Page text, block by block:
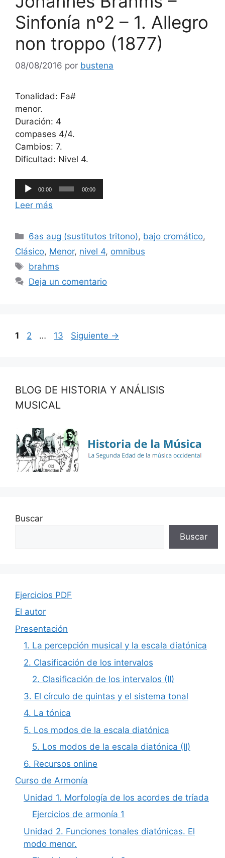
Sinfonía nº2 – 1. Allegro
non troppo (1877)
08/08/2016 por bustena
Tonalidad: Fa#
menor.
Duración: 4
compases 4/4.
Cambios: 7.
Dificultad: Nivel 4.
Reproductor
de
audio
00:00 00:00
Leer más
Categorías
6as aug (sustitutos tritono), bajo cromático,
Clásico, Menor, nivel 4, omnibus
Etiquetas
brahms
Deja un comentario
Página
1 Página
2 … Página
13 Siguiente →
BLOG DE HISTORIA Y ANÁLISIS
MUSICAL
Buscar
Buscar
Ejercicios PDF
El autor
Presentación
1. La percepción musical y la escala diatónica
2. Clasificación de los intervalos
2. Clasificación de los intervalos (II)
3. El círculo de quintas y el sistema tonal
4. La tónica
5. Los modos de la escala diatónica
5. Los modos de la escala diatónica (II)
6. Recursos online
Curso de Armonía
Unidad 1. Morfología de los acordes de tríada
Ejercicios de armonía 1
Unidad 2. Funciones tonales diatónicas. El
modo menor.